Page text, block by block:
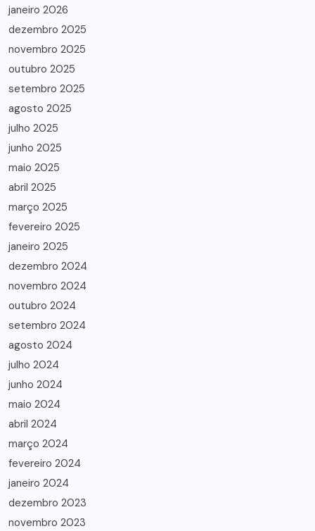
janeiro 2026
dezembro 2025
novembro 2025
outubro 2025
setembro 2025
agosto 2025
julho 2025
junho 2025
maio 2025
abril 2025
março 2025
fevereiro 2025
janeiro 2025
dezembro 2024
novembro 2024
outubro 2024
setembro 2024
agosto 2024
julho 2024
junho 2024
maio 2024
abril 2024
março 2024
fevereiro 2024
janeiro 2024
dezembro 2023
novembro 2023